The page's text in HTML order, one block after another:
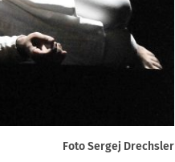
Foto Sergej Drechsler